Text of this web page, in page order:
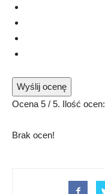
Wyślij ocenę
Ocena 5 / 5. Ilość ocen:
Brak ocen!